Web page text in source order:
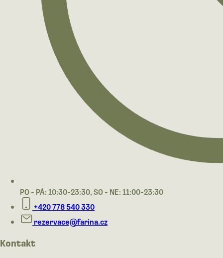
PO - PÁ: 10:30-23:30, SO - NE: 11:00-23:30
+420 778 540 330
rezervace@farina.cz
Kontakt